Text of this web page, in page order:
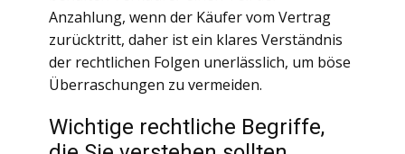
Anzahlung, wenn der Käufer vom Vertrag
zurücktritt, daher ist ein klares Verständnis
der rechtlichen Folgen unerlässlich, um böse
Überraschungen zu vermeiden.
Wichtige rechtliche Begriffe,